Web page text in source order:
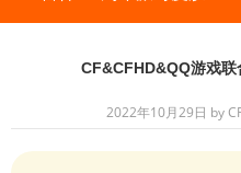
CF&CFHD&QQ游戏
2022年10月29日 by